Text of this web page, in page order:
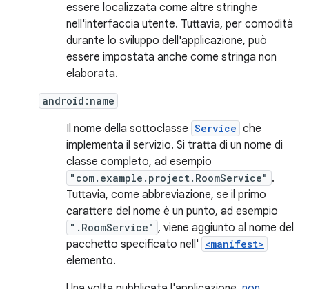
essere localizzata come altre stringhe
nell'interfaccia utente. Tuttavia, per comodità
durante lo sviluppo dell'applicazione, può
essere impostata anche come stringa non
elaborata.
android:name
Il nome della sottoclasse Service che
implementa il servizio. Si tratta di un nome di
classe completo, ad esempio
"com.example.project.RoomService" .
Tuttavia, come abbreviazione, se il primo
carattere del nome è un punto, ad esempio
".RoomService" , viene aggiunto al nome del
pacchetto specificato nell' <manifest>
elemento.